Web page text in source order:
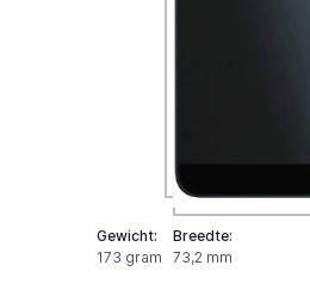
Gewicht:
173 gram
Breedte:
73,2 mm